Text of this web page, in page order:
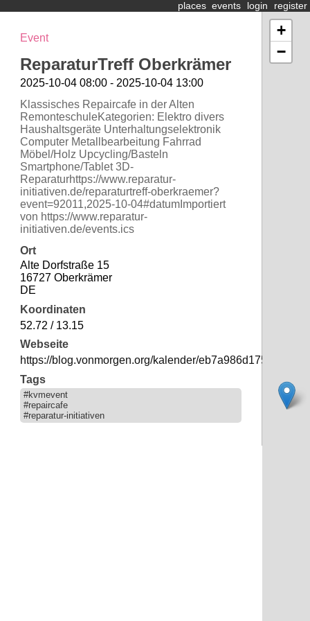
places events login register
Event
ReparaturTreff Oberkrämer
2025-10-04 08:00 - 2025-10-04 13:00
Klassisches Repaircafe in der Alten
RemonteschuleKategorien: Elektro divers
Haushaltsgeräte Unterhaltungselektronik
Computer Metallbearbeitung Fahrrad
Möbel/Holz Upcycling/Basteln
Smartphone/Tablet 3D-
Reparaturhttps://www.reparatur-
initiativen.de/reparaturtreff-oberkraemer?
event=92011,2025-10-04#datumImportiert
von https://www.reparatur-
initiativen.de/events.ics
Ort
Alte Dorfstraße 15
16727 Oberkrämer
DE
Koordinaten
52.72 / 13.15
Webseite
https://blog.vonmorgen.org/kalender/
Tags
#kvmevent
#repaircafe
#reparatur-initiativen
+
−